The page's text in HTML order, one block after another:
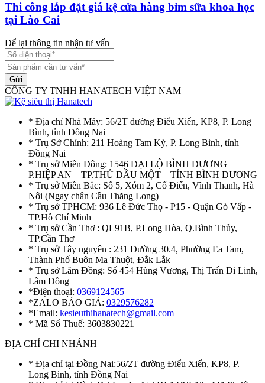
Thi công lắp đặt giá kệ cửa hàng bỉm sữa khoa học
tại Lào Cai
Để lại thông tin nhận tư vấn
Gửi
CÔNG TY TNHH HANATECH VIỆT NAM
* Địa chỉ Nhà Máy: 56/2T đường Điểu Xiển, KP8, P. Long
Bình, tỉnh Đồng Nai
* Trụ Sở Chính: 211 Hoàng Tam Kỳ, P. Long Bình, tỉnh
Đồng Nai
* Trụ sở Miền Đông: 1546 ĐẠI LỘ BÌNH DƯƠNG –
P.HIỆP AN – TP.THỦ DẦU MỘT – TỈNH BÌNH DƯƠNG
* Trụ sở Miền Bắc: Số 5, Xóm 2, Cổ Điển, Vĩnh Thanh, Hà
Nôi (Ngay chân Cầu Thăng Long)
* Trụ sở TPHCM: 936 Lê Đức Thọ - P15 - Quận Gò Vấp -
TP.Hồ Chí Minh
* Trụ sở Cần Thơ : QL91B, P.Long Hòa, Q.Bình Thủy,
TP.Cần Thơ
* Trụ sở Tây nguyên : 231 Đường 30.4, Phường Ea Tam,
Thành Phố Buôn Ma Thuột, Đắk Lắk
* Trụ sở Lâm Đồng: Số 454 Hùng Vương, Thị Trấn Di Linh,
Lâm Đồng
*Điện thoại: 0369124565
*ZALO BÁO GIÁ: 0329576282
*Email: kesieuthihanatech@gmail.com
* Mã Số Thuế: 3603830221
ĐỊA CHỈ CHI NHÁNH
* Địa chỉ tại Đồng Nai:56/2T đường Điểu Xiển, KP8, P.
Long Bình, tỉnh Đồng Nai